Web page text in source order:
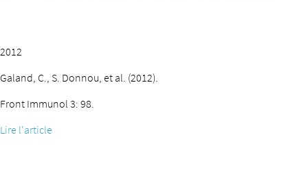
2012
Galand, C., S. Donnou, et al. (2012).
Front Immunol 3: 98.
Lire l'article